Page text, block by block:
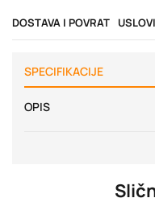
DOSTAVA I POVRAT
SPECIFIKACIJE
OPIS